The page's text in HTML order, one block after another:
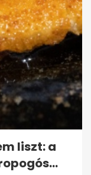
liszt: a